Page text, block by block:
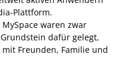
Plattform.
waren zwar
dafür gelegt,
Freunden, Familie und